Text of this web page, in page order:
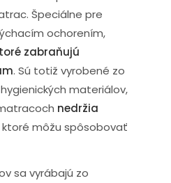
Špeciálne pre
ochorením,
zabraňujú
. Sú totiž vyrobené zo
materiálov,
nedržia
ktoré môžu spôsobovať
sa vyrábajú zo